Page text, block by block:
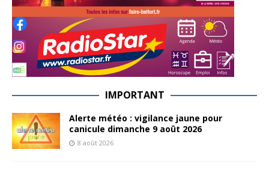
IMPORTANT
Alerte météo : vigilance jaune pour
canicule dimanche 9 août 2026
8 août 2026